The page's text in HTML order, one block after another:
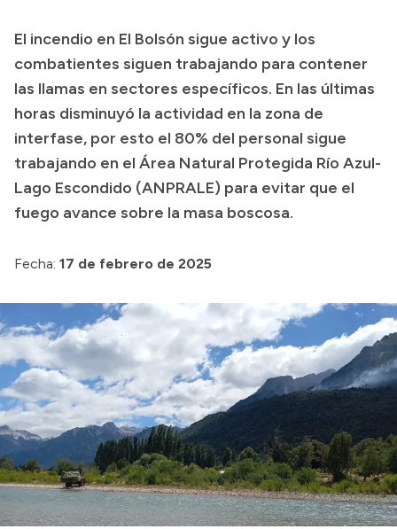
Presupuesto
Boletín Oficial
Compras y licitaciones
Consulta de expedientes
Consulta de pago a proveedores
Convocatorias
Intranet
Login
El incendio en El Bolsón sigue activo y los
combatientes siguen trabajando para contener
las llamas en sectores específicos. En las últimas
horas disminuyó la actividad en la zona de
interfase, por esto el 80% del personal sigue
trabajando en el Área Natural Protegida Río Azul-
Lago Escondido (ANPRALE) para evitar que el
fuego avance sobre la masa boscosa.
Fecha: 17 de febrero de 2025